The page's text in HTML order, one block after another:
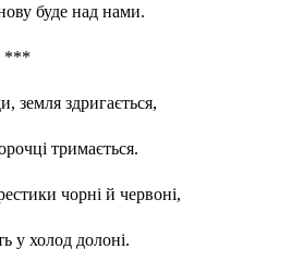
буде над нами.
***
земля здригається,
тримається.
чорні й червоні,
у холод долоні.